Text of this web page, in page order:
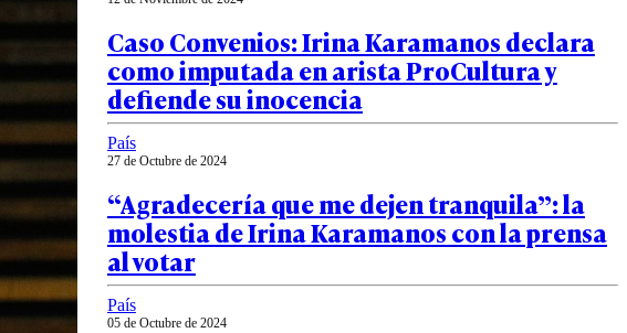
Caso Convenios: Irina Karamanos declara
como imputada en arista ProCultura y
defiende su inocencia
País
27 de Octubre de 2024
“Agradecería que me dejen tranquila”: la
molestia de Irina Karamanos con la prensa
al votar
País
05 de Octubre de 2024